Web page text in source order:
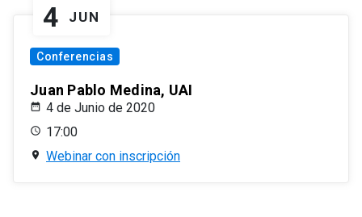
4 JUN
Conferencias
Juan Pablo Medina, UAI
4 de Junio de 2020
17:00
Webinar con inscripción